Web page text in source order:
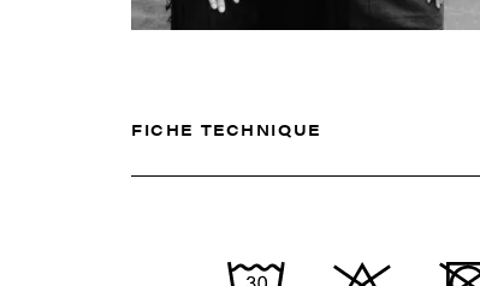
FICHE TECHNIQUE